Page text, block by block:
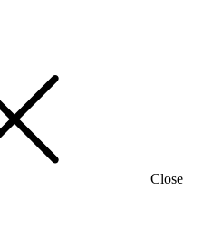
Close